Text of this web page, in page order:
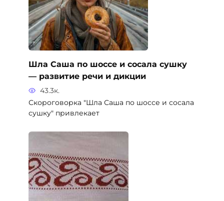
Шла Саша по шоссе и сосала сушку
— развитие речи и дикции
43.3к.
Скороговорка "Шла Саша по шоссе и сосала
сушку" привлекает